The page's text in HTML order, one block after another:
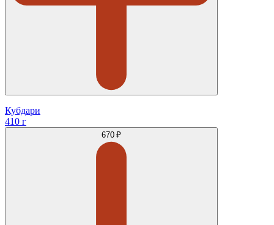
Кубдари
410 г
670 ₽